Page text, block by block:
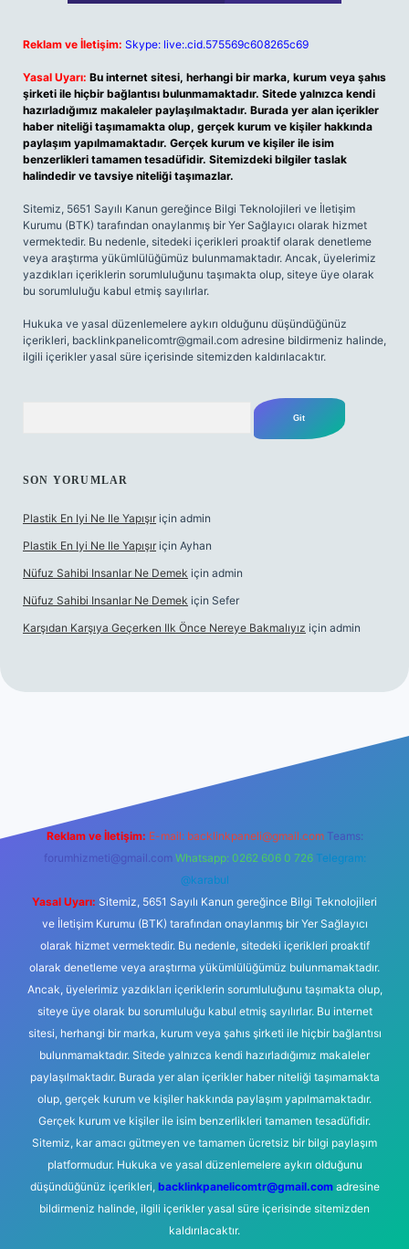
Reklam ve İletişim: Skype: live:.cid.575569c608265c69
Yasal Uyarı: Bu internet sitesi, herhangi bir marka, kurum veya şahıs
şirketi ile hiçbir bağlantısı bulunmamaktadır. Sitede yalnızca kendi
hazırladığımız makaleler paylaşılmaktadır. Burada yer alan içerikler
haber niteliği taşımamakta olup, gerçek kurum ve kişiler hakkında
paylaşım yapılmamaktadır. Gerçek kurum ve kişiler ile isim
benzerlikleri tamamen tesadüfidir. Sitemizdeki bilgiler taslak
halindedir ve tavsiye niteliği taşımazlar.
Sitemiz, 5651 Sayılı Kanun gereğince Bilgi Teknolojileri ve İletişim
Kurumu (BTK) tarafından onaylanmış bir Yer Sağlayıcı olarak hizmet
vermektedir. Bu nedenle, sitedeki içerikleri proaktif olarak denetleme
veya araştırma yükümlülüğümüz bulunmamaktadır. Ancak, üyelerimiz
yazdıkları içeriklerin sorumluluğunu taşımakta olup, siteye üye olarak
bu sorumluluğu kabul etmiş sayılırlar.
Hukuka ve yasal düzenlemelere aykırı olduğunu düşündüğünüz
içerikleri, backlinkpanelicomtr@gmail.com adresine bildirmeniz halinde,
ilgili içerikler yasal süre içerisinde sitemizden kaldırılacaktır.
SON YORUMLAR
Plastik En Iyi Ne Ile Yapışır için admin
Plastik En Iyi Ne Ile Yapışır için Ayhan
Nüfuz Sahibi Insanlar Ne Demek için admin
Nüfuz Sahibi Insanlar Ne Demek için Sefer
Karşıdan Karşıya Geçerken Ilk Önce Nereye Bakmalıyız için admin
Reklam ve İletişim: E-mail: backlinkpaneli@gmail.com Teams:
forumhizmeti@gmail.com Whatsapp: 0262 606 0 726 Telegram:
@karabul
Yasal Uyarı: Sitemiz, 5651 Sayılı Kanun gereğince Bilgi Teknolojileri
ve İletişim Kurumu (BTK) tarafından onaylanmış bir Yer Sağlayıcı
olarak hizmet vermektedir. Bu nedenle, sitedeki içerikleri proaktif
olarak denetleme veya araştırma yükümlülüğümüz bulunmamaktadır.
Ancak, üyelerimiz yazdıkları içeriklerin sorumluluğunu taşımakta olup,
siteye üye olarak bu sorumluluğu kabul etmiş sayılırlar. Bu internet
sitesi, herhangi bir marka, kurum veya şahıs şirketi ile hiçbir bağlantısı
bulunmamaktadır. Sitede yalnızca kendi hazırladığımız makaleler
paylaşılmaktadır. Burada yer alan içerikler haber niteliği taşımamakta
olup, gerçek kurum ve kişiler hakkında paylaşım yapılmamaktadır.
Gerçek kurum ve kişiler ile isim benzerlikleri tamamen tesadüfidir.
Sitemiz, kar amacı gütmeyen ve tamamen ücretsiz bir bilgi paylaşım
platformudur. Hukuka ve yasal düzenlemelere aykırı olduğunu
düşündüğünüz içerikleri, backlinkpanelicomtr@gmail.comadresine
bildirmeniz halinde, ilgili içerikler yasal süre içerisinde sitemizden
kaldırılacaktır.